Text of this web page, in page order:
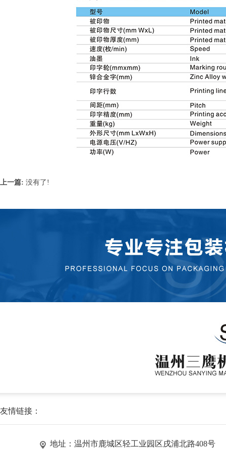
上一篇: 没有了!
友情链接：
地址：温州市鹿城区轻工业园区戌浦北路408号